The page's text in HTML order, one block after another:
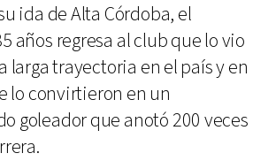
ida de Alta Córdoba, el
años regresa al club que lo vio
larga trayectoria en el país y en
lo convirtieron en un
goleador que anotó 200 veces